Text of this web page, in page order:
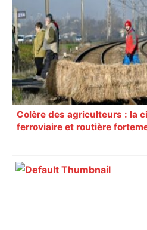
Colère des agriculteurs : la
ferroviaire et routière